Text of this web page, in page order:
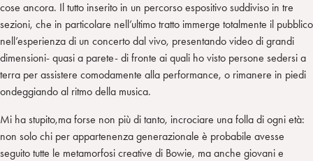
cose ancora. Il tutto inserito in un percorso espositivo suddiviso in tre
sezioni, che in particolare nell’ultimo tratto immerge totalmente il pubblico
nell’esperienza di un concerto dal vivo, presentando video di grandi
dimensioni- quasi a parete- di fronte ai quali ho visto persone sedersi a
terra per assistere comodamente alla performance, o rimanere in piedi
ondeggiando al ritmo della musica.
Mi ha stupito,ma forse non più di tanto, incrociare una folla di ogni età:
non solo chi per appartenenza generazionale è probabile avesse
seguito tutte le metamorfosi creative di Bowie, ma anche giovani e